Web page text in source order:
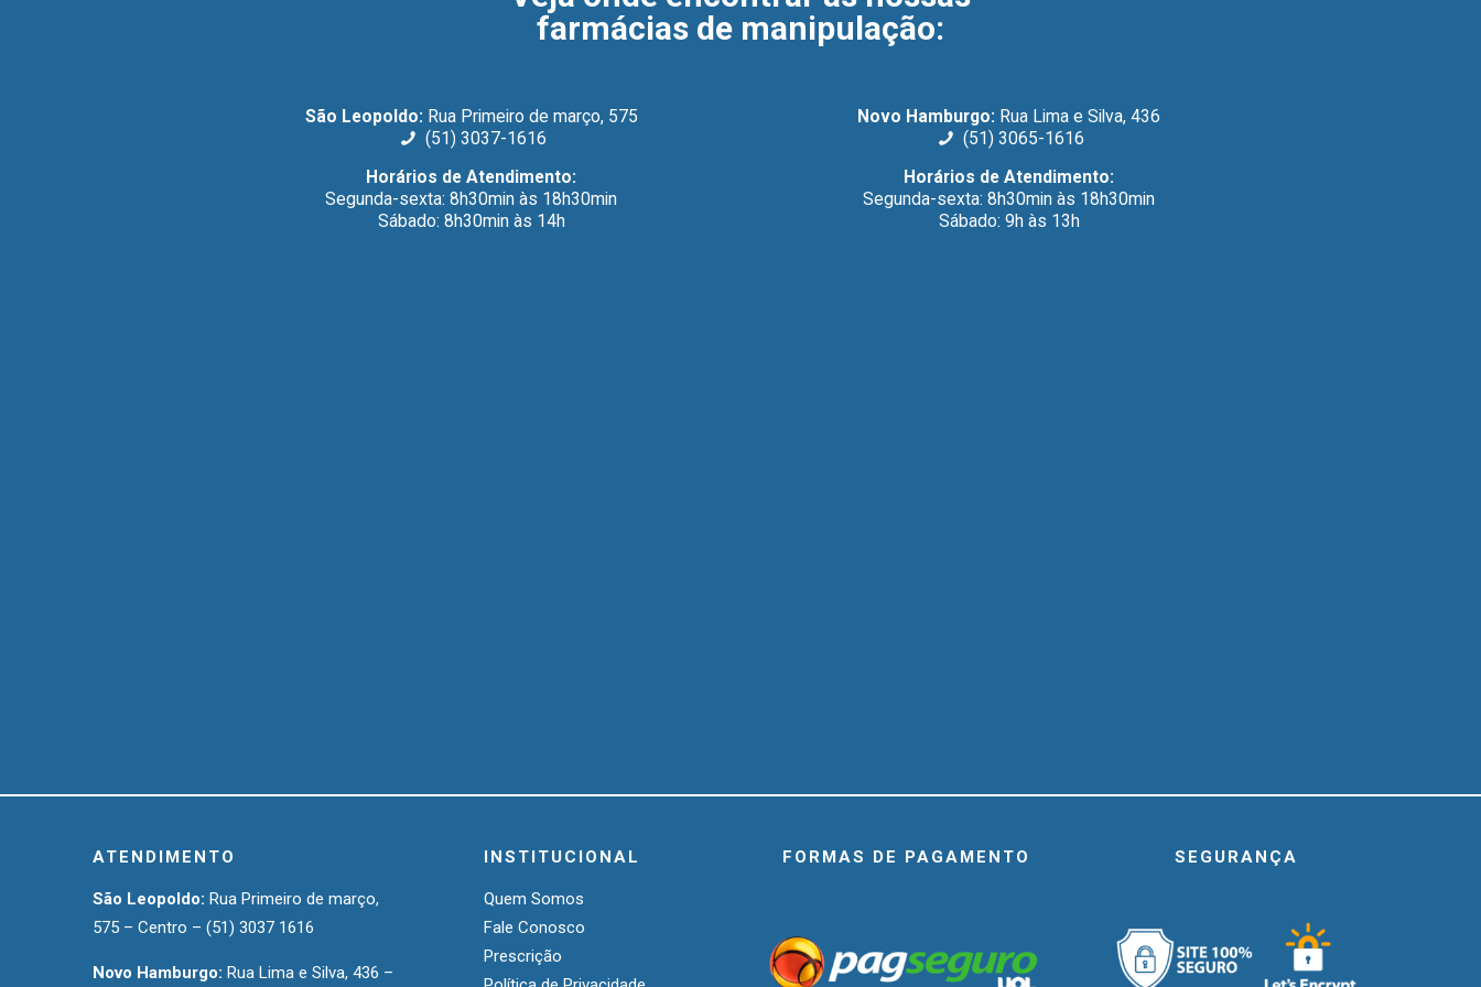
farmácias de manipulação:
São Leopoldo: Rua Primeiro de março, 575
(51) 3037-1616
Horários de Atendimento:
Segunda-sexta: 8h30min às 18h30min
Sábado: 8h30min às 14h
Novo Hamburgo: Rua Lima e Silva, 436
(51) 3065-1616
Horários de Atendimento:
Segunda-sexta: 8h30min às 18h30min
Sábado: 9h às 13h
ATENDIMENTO
São Leopoldo: Rua Primeiro de março,
575 – Centro – (51) 3037 1616
Novo Hamburgo: Rua Lima e Silva, 436 –
INSTITUCIONAL
Quem Somos
Fale Conosco
Prescrição
FORMAS DE PAGAMENTO SEGURANÇA